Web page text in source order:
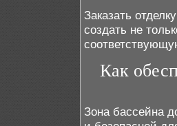
Заказать
создать не
Как
Зона бассейна